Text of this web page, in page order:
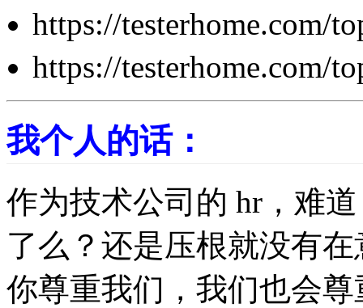
https://testerhome.com/
https://testerhome.com/
我个人的话：
作为技术公司的 hr，难
了么？还是压根就没有
你尊重我们，我们也会尊